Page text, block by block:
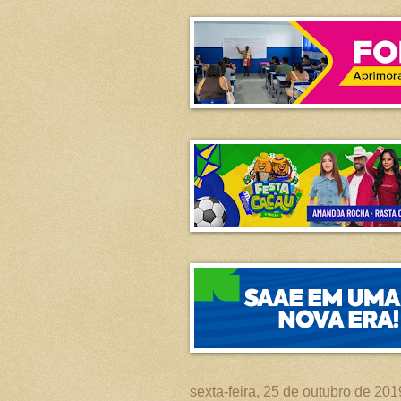
sexta-feira, 25 de outubro de